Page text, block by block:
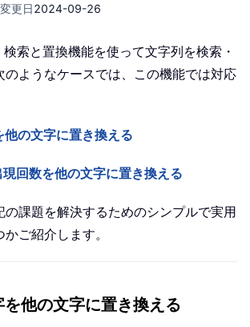
変更日2024-09-26
索と置換機能を使って文字列を検索・
のようなケースでは、この機能では対応
他の文字に置き換える
回数を他の文字に置き換える
の課題を解決するためのシンプルで実用
ご紹介します。
他の文字に置き換える